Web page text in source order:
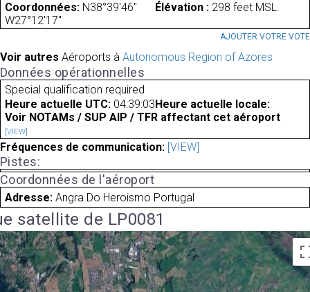
Coordonnées: N38°39'46"
W27°12'17"
Élévation : 298 feet MSL.
AJOUTER VOTRE VOTE
Voir autres Aéroports à Autonomous Region of Azores
Données opérationnelles
Special qualification required
Heure actuelle UTC: 04:39:03 Heure actuelle locale:
Voir NOTAMs / SUP AIP / TFR affectant cet aéroport
[VIEW]
Fréquences de communication: [VIEW]
Pistes:
Coordonnées de l'aéroport
Adresse: Angra Do Heroismo Portugal
satellite de LP0081